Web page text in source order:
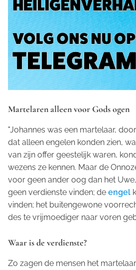
Martelaren alleen voor Gods ogen
"Johannes was een martelaar,
dat alleen engelen konden zien,
van zijn offer geestelijk waren,
wezens ze kennen. Maar de
voor geen ander oog dan het
geen verdienste vinden; de engel
vinden; het buitengewone
des te vrijmoediger naar voren
Waar is de verdienste?
Zo zagen de mensen het